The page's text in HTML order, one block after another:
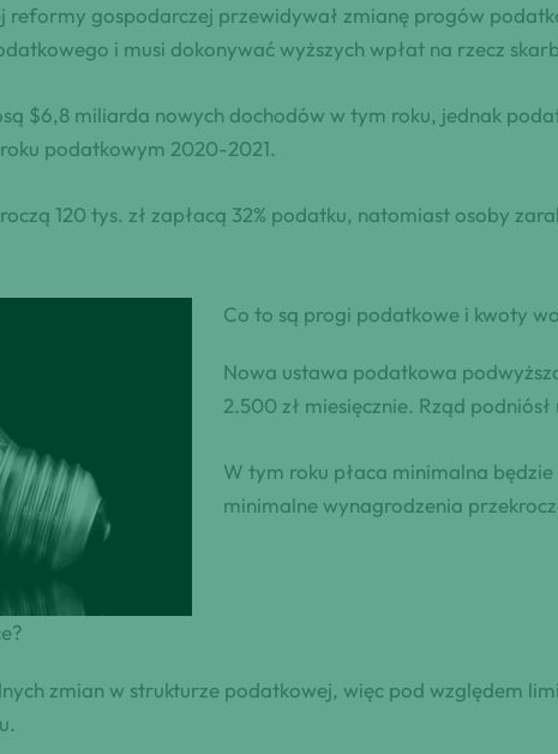
gospodarczej przewidywał zmianę progów
i musi dokonywać wyższych wpłat na rzecz
$6,8 miliarda nowych dochodów w tym roku, jednak
podatkowym 2020-2021.
120 tys. zł zapłacą 32% podatku, natomiast osoby
Co to są progi podatkowe i kwoty
Nowa ustawa podatkowa
2.500 zł miesięcznie. Rząd
W tym roku płaca minimalna będzie
minimalne wynagrodzenia
zmian w strukturze podatkowej, więc pod względem